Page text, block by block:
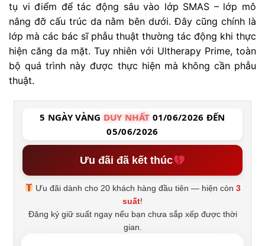
tụ vi điểm để tác động sâu vào lớp SMAS – lớp mô
nâng đỡ cấu trúc da nằm bên dưới. Đây cũng chính là
lớp mà các bác sĩ phẫu thuật thường tác động khi thực
hiện căng da mặt. Tuy nhiên với Ultherapy Prime, toàn
bộ quá trình này được thực hiện mà không cần phẫu
thuật.
5 NGÀY VÀNG DUY NHẤT 01/06/2026 ĐẾN
05/06/2026
Ưu đãi đã kết thúc
Ưu đãi dành cho 20 khách hàng đầu tiên — hiện còn3
suất!
Đăng ký giữ suất ngay nếu bạn chưa sắp xếp được thời
gian.